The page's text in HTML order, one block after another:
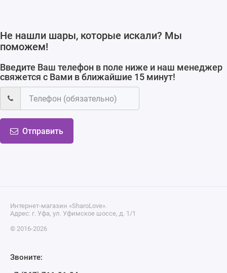
Не нашли шары, которые искали? Мы
поможем!
Введите Ваш телефон в поле ниже и наш менеджер
свяжется с Вами в ближайшие 15 минут!
Отправить
Интернет-магазин «SharoLove».
Адрес: г. Уфа, ул. Уфимское шоссе, д. 1/1
© 2016-2026
Звоните: